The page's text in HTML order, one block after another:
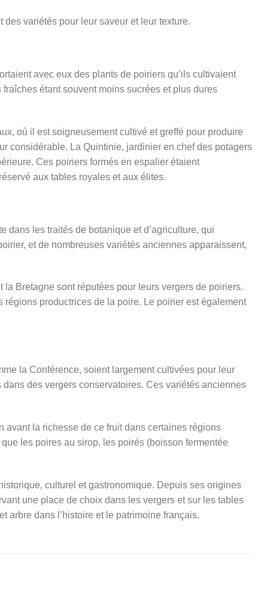
variétés pour leur saveur et leur texture.
avec eux des plants de poiriers qu’ils cultivaient
étant souvent moins sucrées et plus dures
où il est soigneusement cultivé et greffé pour produire
considérable. La Quintinie, jardinier en chef des potagers
Ces poiriers formés en espalier étaient
aux tables royales et aux élites.
dans les traités de botanique et d’agriculture, qui
et de nombreuses variétés anciennes apparaissent,
Bretagne sont réputées pour leurs vergers de poiriers.
régions productrices de la poire. Le poirier est également
la Conférence, soient largement cultivées pour leur
des vergers conservatoires. Ces variétés anciennes
avant la richesse de ce fruit dans certaines régions
les poires au sirop, les poirés (boisson fermentée
culturel et gastronomique. Depuis ses origines
une place de choix dans les vergers et sur les tables
arbre dans l’histoire et le patrimoine français.